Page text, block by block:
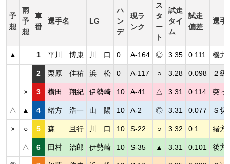
予
想
雨
予
想
車
番
選手名 LG
ハ
ン
デ
現ラ
ンク
ス
タ
ー
ト
試走
タイ
ム
試走
偏差
選手
▲ 1 平川 博康 川 口 0 A-164 ◎ 3.35 0.111 機力
2 栗原 佳祐 浜 松 0 A-117 ○ 3.28 0.098 ２級
× 3 横田 翔紀 伊勢崎 10 A-41 △ 3.31 0.114 突っ
△ ▲ 4 緒方 浩一 山 陽 10 A-2 ◎ 3.31 0.077 Ｓ切
× ○ 5 森 且行 川 口 10 S-22 ○ 3.32 0.1 緒方
△ 6 田村 治郎 伊勢崎 10 S-35 ▲ 3.31 0.101 後方